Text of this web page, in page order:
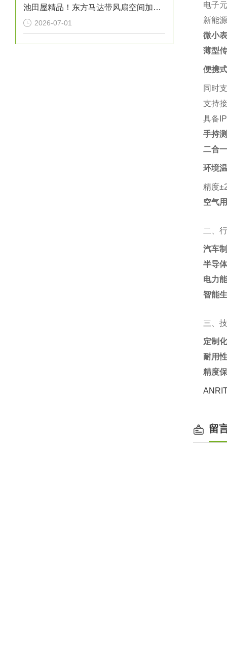
池田屋精品！东方马达带风扇空间加热器 HMA系列 100W型 参数介绍
2026-07-01
电子
新能
微小
薄型
便携
同时
支持
具备
手持
二合
环境
精度
空气
二、
汽车
半导
电力
智能
三、
定制
耐用性
精度
留